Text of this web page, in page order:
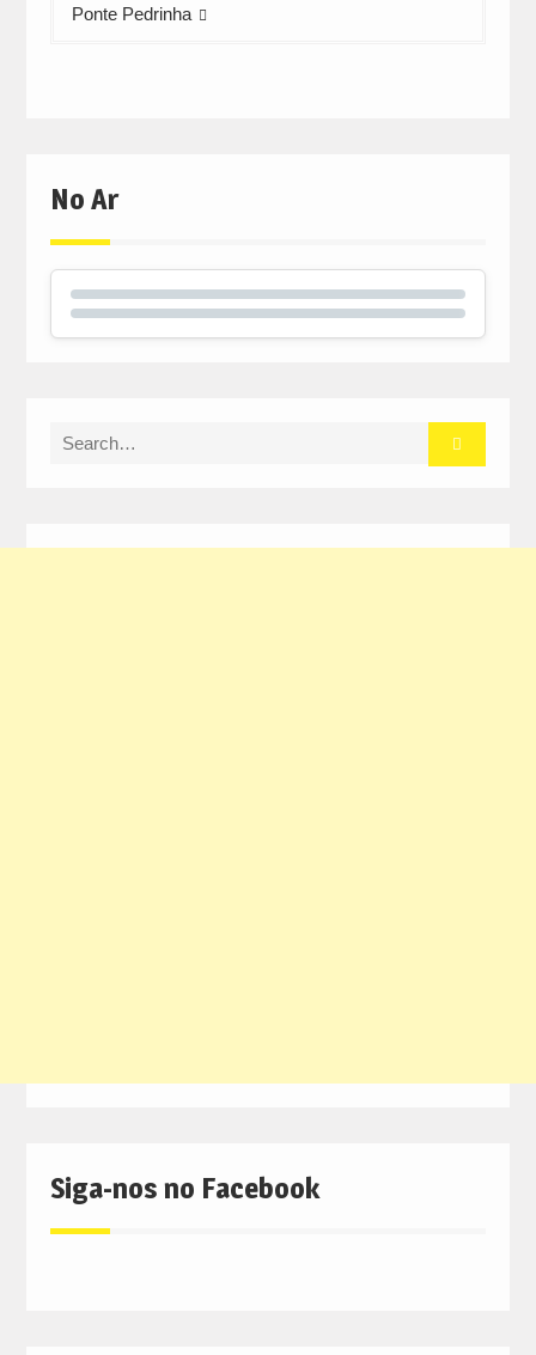
Ponte Pedrinha
No Ar
Search
Siga-nos no Facebook